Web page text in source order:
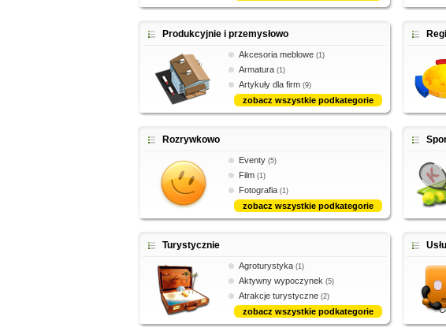
Produkcyjnie i przemysłowo
Akcesoria meblowe (1)
Armatura (1)
Artykuły dla firm (9)
zobacz wszystkie podkategorie
Rozrywkowo
Eventy (5)
Film (1)
Fotografia (1)
zobacz wszystkie podkategorie
Turystycznie
Agroturystyka (1)
Aktywny wypoczynek (5)
Atrakcje turystyczne (2)
zobacz wszystkie podkategorie